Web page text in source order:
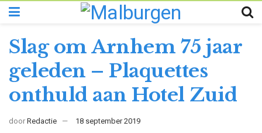
Slag om Arnhem 75 jaar
geleden – Plaquettes
onthuld aan Hotel Zuid
door Redactie 18 september 2019